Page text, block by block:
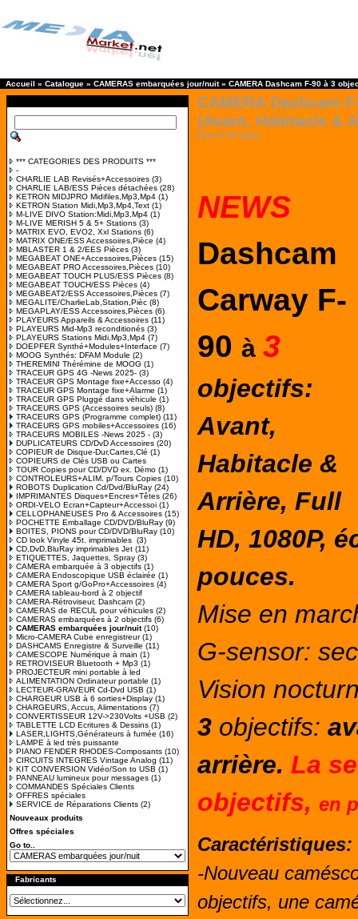
Accueil » Catalogue » CAMERAS embarquées jour/nuit» CAMERA Dashcam F-90 à 3
*** CATEGORIES DES PRODUITS ***
-
CHARLIE LAB Revisés+Accessoires (3)
CHARLIE LAB/ESS Pièces détachées (28)
KETRON MIDJPRO Midifiles,Mp3,Mp4 (1)
KETRON Station Midi,Mp3,Mp4,Text (1)
M-LIVE DIVO Station:Midi,Mp3,Mp4 (1)
M-LIVE MERISH 5 & 5+ Stations (3)
MATRIX EVO, EVO2, Xxl Stations (6)
MATRIX ONE/ESS Accessoires,Pièce (4)
MBLASTER 1 & 2/EES Pièces (3)
MEGABEAT ONE+Accessoires,Pièces (15)
MEGABEAT PRO Accessoires,Pièces (10)
MEGABEAT TOUCH PLUS/ESS Pièces (8)
MEGABEAT TOUCH/ESS Pièces (4)
MEGABEAT2/ESS Accessoires,Pièces (7)
MEGALITE/CharlieLab,Station,Pièc (8)
MEGAPLAY/ESS Accessoires,Pièces (6)
PLAYEURS Appareils & Accessoires (11)
PLAYEURS Mid-Mp3 reconditionés (3)
PLAYEURS Stations Midi,Mp3,Mp4 (7)
DOEPFER Synthé+Modules+Interface (7)
MOOG Synthés: DFAM Module (2)
THEREMINI Thérémine de MOOG (1)
TRACEUR GPS 4G -News 2025- (3)
TRACEUR GPS Montage fixe+Accesso (4)
TRACEUR GPS Montage fixe+Alarme (1)
TRACEUR GPS Pluggé dans véhicule (1)
TRACEURS GPS (Accessoires seuls) (8)
TRACEURS GPS (Programme complet) (11)
TRACEURS GPS mobiles+Accessoires (16)
TRACEURS MOBILES -News 2025 - (3)
DUPLICATEURS CD/DvD Accessoires (20)
COPIEUR de Disque-Dur,Cartes,Clé (1)
COPIEURS de Clés USB ou Cartes
TOUR Copies pour CD/DVD ex. Démo (1)
CONTROLEURS+ALIM. p/Tours Copies (10)
ROBOTS Duplication Cd/Dvd/BluRay (24)
IMPRIMANTES Disques+Encres+Têtes (26)
ORDI-VELO Ecran+Capteur+Accessoi (1)
CELLOPHANEUSES Pro & Accessoires (15)
POCHETTE Emballage CD/DVD/BluRay (9)
BOITES, PIONS pour CD/DVD/BluRay (10)
CD look Vinyle 45t. imprimables (3)
CD,DvD,BluRay imprimables Jet (11)
ETIQUETTES, Jaquettes, Spray (3)
CAMERA embarquée à 3 objectifs (1)
CAMERA Endoscopique USB éclairée (1)
CAMERA Sport g/GoPro+Accessoires (4)
CAMERA tableau-bord à 2 objectif
CAMERA-Rétroviseur, Dashcam (2)
CAMERAS de RECUL pour véhicules (2)
CAMERAS embarquées à 2 objectifs (6)
CAMERAS embarquées jour/nuit(10)
Micro-CAMERA Cube enregistreur(1)
DASHCAMS Enregistre & Surveille (11)
CAMESCOPE Numérique à main (1)
RETROVISEUR Bluetooth + Mp3 (1)
PROJECTEUR mini portable à led
ALIMENTATION Ordinateur portable (1)
LECTEUR-GRAVEUR Cd-Dvd USB (1)
CHARGEUR USB à 6 sorties+Display (1)
CHARGEURS, Accus, Alimentations (7)
CONVERTISSEUR 12V->230Volts +USB (2)
TABLETTE LCD Ecritures & Dessins (1)
LASER,LIGHTS,Générateurs à fumée (16)
LAMPE à led très puissante
PIANO FENDER RHODES-Composants (10)
CIRCUITS INTEGRES Vintage Analog (11)
KIT CONVERSION Vidéo/Son to USB (1)
PANNEAU lumineux pour messages (1)
COMMANDES Spéciales Clients
OFFRES spéciales
SERVICE de Réparations Clients (2)
Nouveaux produits
Offres spéciales
Go to..
Fabricants
CAMERA Dashcam
(Avant, Habitacle &
[Cam F-90-3obj]
NEWS
Dashcam
Carway F-
90 à 3
objectifs:
Avant,
Habitacle &
Arrière, Full
HD, 1080P,
pouces.
Mise en
G-sensor:
Vision
3 objectifs:
arrière. La
objectifs, en
Caractéristiques:
-Nouveau
objectifs, une